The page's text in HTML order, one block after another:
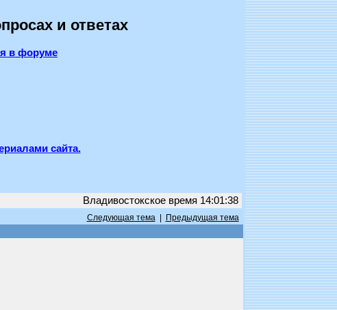
и ответах
в форуме
сайта.
Владивостокское время 14:01:38
Следующая тема|
Предыдущая тема